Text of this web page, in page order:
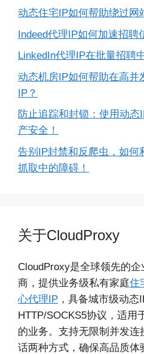
动态住宅IP如何帮助绕过网
Indeed代理IP如何加速招聘
LinkedIn代理IP在批量招聘
动态机房IP如何帮助在高并
IP？
防止追踪和封锁：使用动
产安全！
告别IP封禁和反爬虫，如何
抓取中的障碍！
关于CloudProxy
CloudProxy是全球领先的企
商，提供业务级私有家庭住
心代理IP ，具备城市级动
HTTP/SOCKS5协议，适用
的业务。支持无限制并发连
话两种方式，确保高品质体